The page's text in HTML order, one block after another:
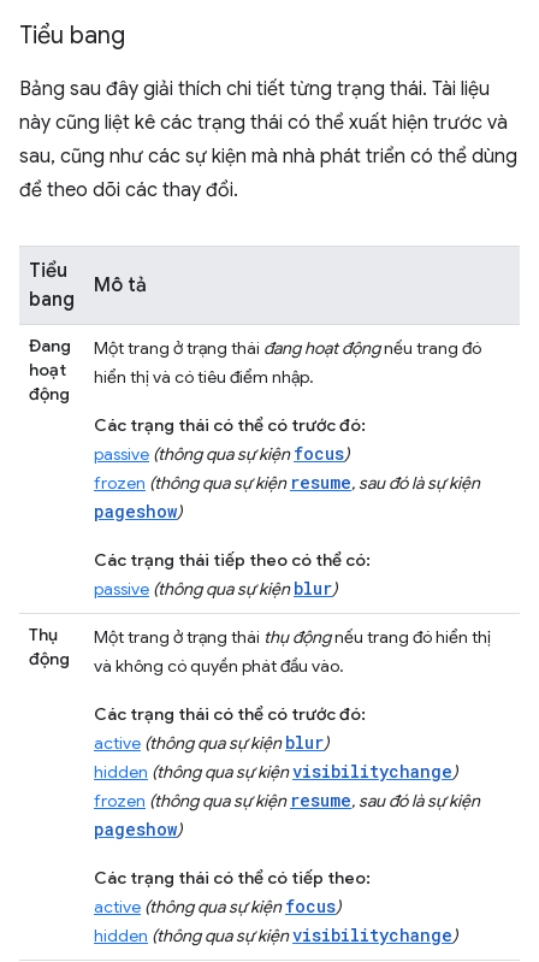
Tiểu bang
Bảng sau đây giải thích chi tiết từng trạng thái. Tài liệu
này cũng liệt kê các trạng thái có thể xuất hiện trước và
sau, cũng như các sự kiện mà nhà phát triển có thể dùng
để theo dõi các thay đổi.
Tiểu
bang
Mô tả
Đang
hoạt
động
Một trang ở trạng thái đang hoạt độngnếu trang đó
hiển thị và có tiêu điểm nhập.
Các trạng thái có thể có trước đó:
passive (thông qua sự kiệnfocus)
frozen (thông qua sự kiện resume, sau đó là sự kiện
pageshow)
Các trạng thái tiếp theo có thể có:
passive (thông qua sự kiệnblur)
Thụ
động
Một trang ở trạng thái thụ độngnếu trang đó hiển thị
và không có quyền phát đầu vào.
Các trạng thái có thể có trước đó:
active (thông qua sự kiệnblur)
hidden (thông qua sự kiệnvisibilitychange)
frozen (thông qua sự kiện resume, sau đó là sự kiện
pageshow)
Các trạng thái có thể có tiếp theo:
active (thông qua sự kiệnfocus)
hidden (thông qua sự kiệnvisibilitychange)